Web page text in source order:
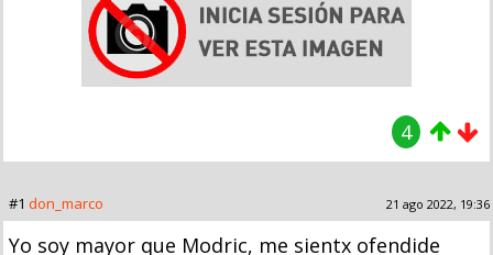
4
#1 don_marco 21 ago 2022, 19:36
Yo soy mayor que Modric, me sientx ofendide